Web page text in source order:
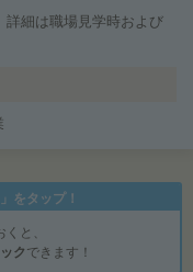
細は職場見学時および
をタップ！
と、
クできます！